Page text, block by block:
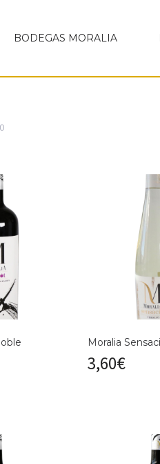
BODEGAS MORALIA
Moralia
3,60€